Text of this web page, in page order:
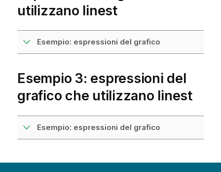
utilizzano linest
Esempio: espressioni del grafico
Esempio 3: espressioni del
grafico che utilizzano linest
Esempio: espressioni del grafico